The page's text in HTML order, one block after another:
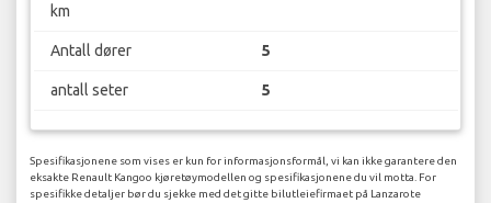
km
Antall dører 5
antall seter 5
Spesifikasjonene som vises er kun for informasjonsformål, vi kan ikke garantere den
eksakte Renault Kangoo kjøretøymodellen og spesifikasjonene du vil motta. For
spesifikke detaljer bør du sjekke med det gitte bilutleiefirmaet på Lanzarote